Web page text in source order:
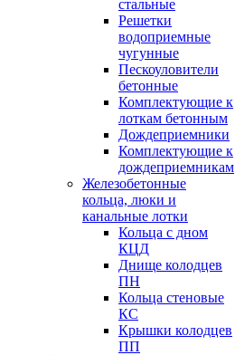
стальные
Решетки
водоприемные
чугунные
Пескоуловители
бетонные
Комплектующие к
лоткам бетонным
Дождеприемники
Комплектующие к
дождеприемникам
Железобетонные
кольца, люки и
канальные лотки
Кольца с дном
КЦД
Днище колодцев
ПН
Кольца стеновые
КС
Крышки колодцев
ПП